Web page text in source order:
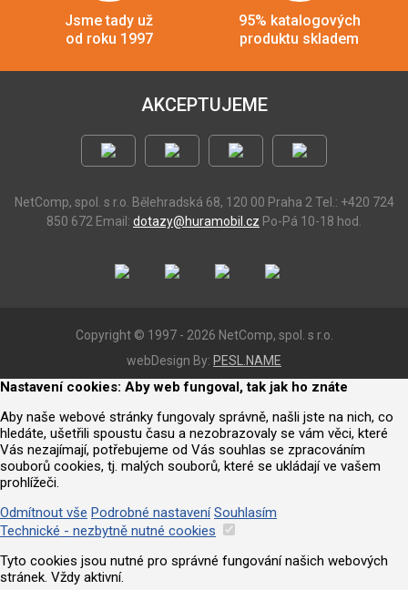
Jsme tady už
od roku 1997
95% katalogových
produktu skladem
AKCEPTUJEME
NetComp, spol. s r.o. Bělehradská 68, 120 00 Praha 2 Tel.: +420 724
850 672 Email: dotazy@huramobil.cz Po-Pá 10-18 hod.
Copyright © 1997 - 2026 NetComp, spol. s r.o.
webDesign By: PESL.NAME
Nastavení cookies: Aby web fungoval, tak jak ho znáte
Aby naše webové stránky fungovaly správně, našli jste na nich, co
hledáte, ušetřili spoustu času a nezobrazovaly se vám věci, které
Vás nezajímají, potřebujeme od Vás souhlas se zpracováním
souborů cookies, tj. malých souborů, které se ukládají ve vašem
prohlížeči.
Odmítnout vše Podrobné nastavení Souhlasím
Technické - nezbytně nutné cookies
Tyto cookies jsou nutné pro správné fungování našich webových
stránek. Vždy aktivní.